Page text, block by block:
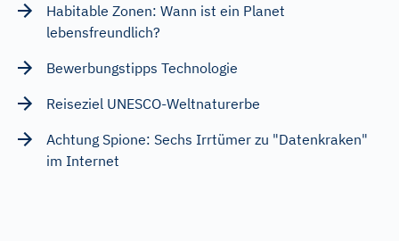
Habitable Zonen: Wann ist ein Planet
lebensfreundlich?
Bewerbungstipps Technologie
Reiseziel UNESCO-Weltnaturerbe
Achtung Spione: Sechs Irrtümer zu "Datenkraken"
im Internet